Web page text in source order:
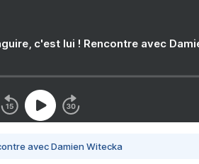
c'est lui ! Rencontre avec
avec Damien Witecka